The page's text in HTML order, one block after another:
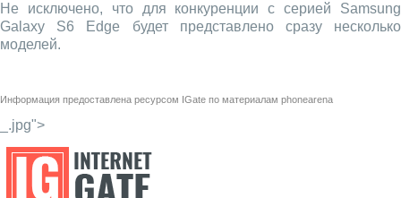
Не исключено, что для конкуренции с серией Samsung
Galaxy S6 Edge будет представлено сразу несколько
моделей.
Информация предоставлена ресурсом IGate по материалам phonearena
_.jpg">